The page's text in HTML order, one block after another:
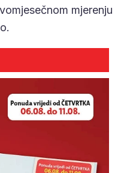
mjerenju